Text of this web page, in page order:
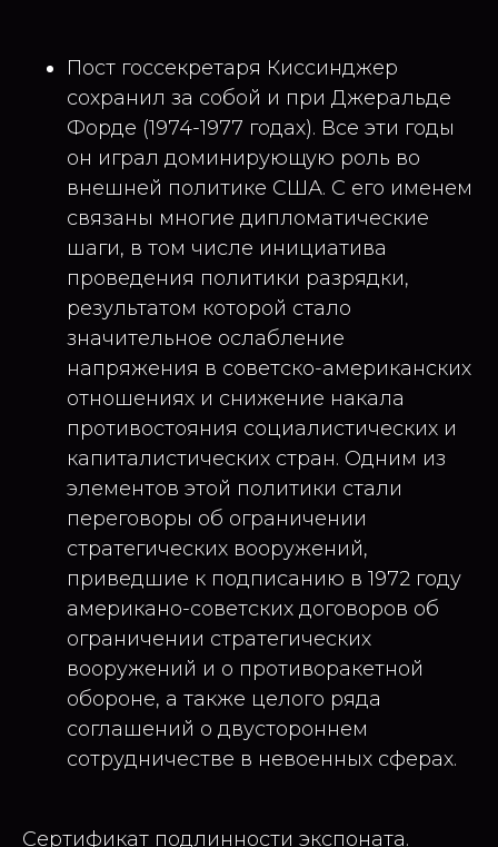
Пост госсекретаря Киссинджер
сохранил за собой и при Джеральде
Форде (1974-1977 годах). Все эти годы
он играл доминирующую роль во
внешней политике США. С его именем
связаны многие дипломатические
шаги, в том числе инициатива
проведения политики разрядки,
результатом которой стало
значительное ослабление
напряжения в советско-американских
отношениях и снижение накала
противостояния социалистических и
капиталистических стран. Одним из
элементов этой политики стали
переговоры об ограничении
стратегических вооружений,
приведшие к подписанию в 1972 году
американо-советских договоров об
ограничении стратегических
вооружений и о противоракетной
обороне, а также целого ряда
соглашений о двустороннем
сотрудничестве в невоенных сферах.
Сертификат подлинности экспоната.